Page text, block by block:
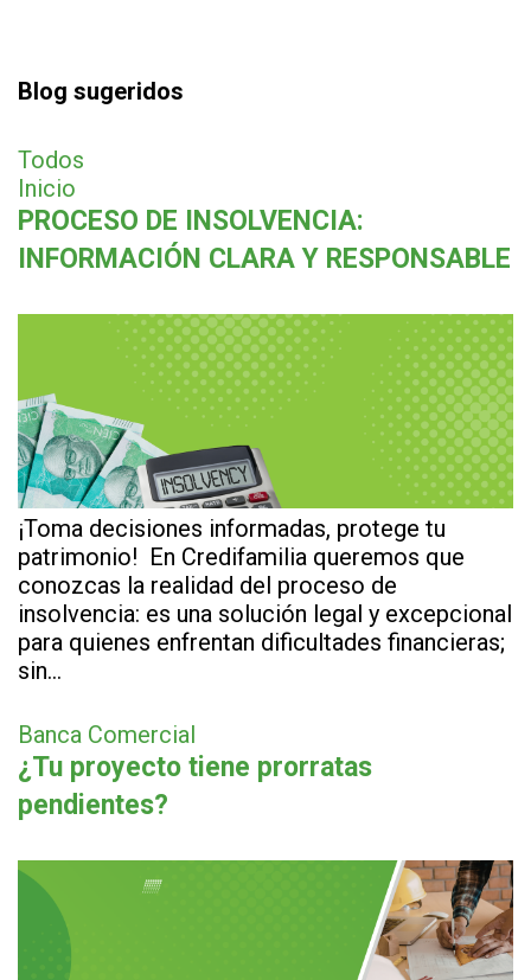
Blog sugeridos
Todos
Inicio
PROCESO DE INSOLVENCIA:
INFORMACIÓN CLARA Y RESPONSABLE
¡Toma decisiones informadas, protege tu
patrimonio! En Credifamilia queremos que
conozcas la realidad del proceso de
insolvencia: es una solución legal y excepcional
para quienes enfrentan dificultades financieras;
sin…
Banca Comercial
¿Tu proyecto tiene prorratas
pendientes?